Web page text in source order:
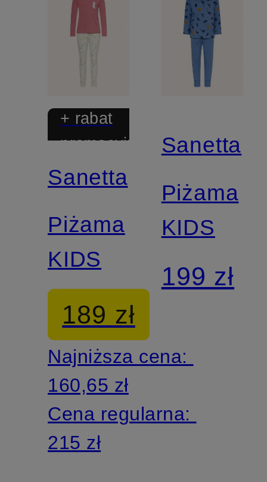
+ rabat
promocyjny
Sanetta
Piżama
KIDS
189 zł
Najniższa cena:
160,65 zł
Cena regularna:
215 zł
Sanetta
Piżama
KIDS
199 zł